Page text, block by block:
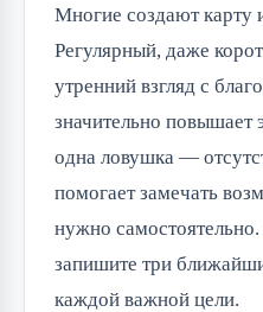
Многие создают карту
Регулярный, даже
утренний взгляд с
значительно повышает
одна ловушка —
помогает замечать
нужно
запишите три
каждой важной цели.